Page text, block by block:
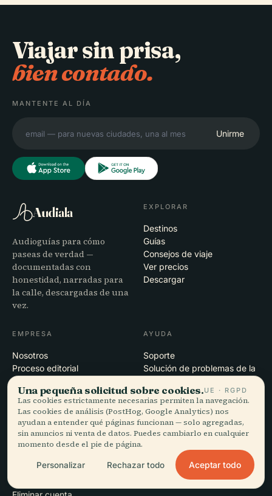
Viajar sin prisa,
bien contado.
MANTENTE AL DÍA
Unirme
Audiala
Audioguías para cómo
paseas de verdad —
documentadas con
honestidad, narradas para
la calle, descargadas de una
vez.
EXPLORAR
Destinos
Guías
Consejos de viaje
Ver precios
Descargar
EMPRESA
Nosotros
Proceso editorial
Misión
AYUDA
Soporte
Solución de problemas de la
Contacto
Colabora con nosotros
LEGAL
Términos
Una pequeña solicitud sobre cookies.UE · RGPD
Las cookies estrictamente necesarias permiten la navegación.
Las cookies de análisis (PostHog, Google Analytics) nos
ayudan a entender qué páginas funcionan — solo agregadas,
sin anuncios ni venta de datos. Puedes cambiarlo en cualquier
momento desde el pie de página.
Personalizar Rechazar todo Aceptar todo